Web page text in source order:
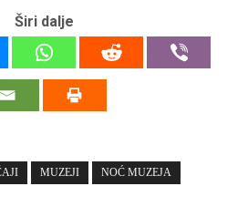
Širi dalje
MUZEJI NOĆ MUZEJA